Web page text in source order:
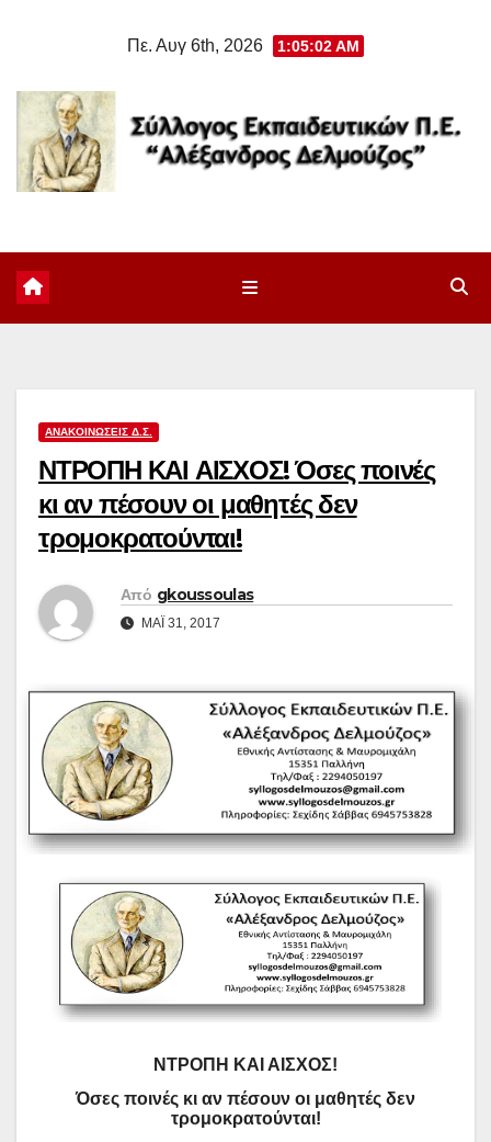
Πε. Αυγ 6th, 2026 1:05:03 AM
ΑΝΑΚΟΙΝΏΣΕΙΣ Δ.Σ.
ΝΤΡΟΠΗ ΚΑΙ ΑΙΣΧΟΣ! Όσες ποινές
κι αν πέσουν οι μαθητές δεν
τρομοκρατούνται!
Από gkoussoulas
ΜΆΙ 31, 2017
ΝΤΡΟΠΗ ΚΑΙ ΑΙΣΧΟΣ!
Όσες ποινές κι αν πέσουν οι μαθητές δεν
τρομοκρατούνται!